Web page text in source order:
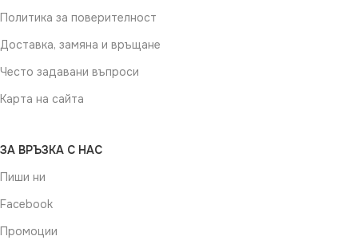
Политика за поверителност
Доставка, замяна и връщане
Често задавани въпроси
Карта на сайта
ЗА ВРЪЗКА С НАС
Пиши ни
Facebook
Промоции